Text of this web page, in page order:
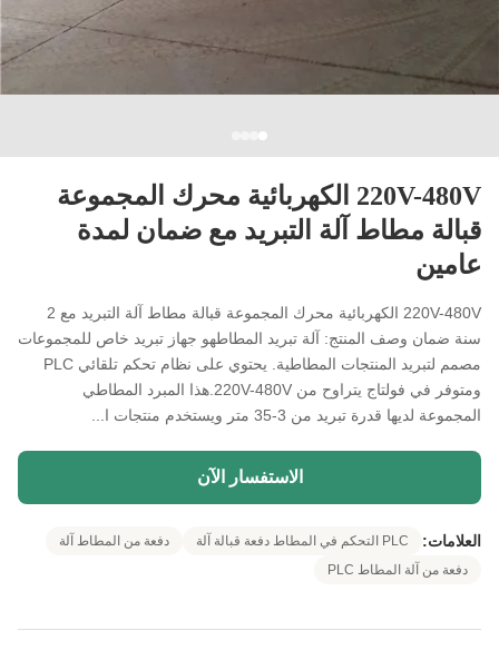
220V-480V الكهربائية محرك المجموعة
قبالة مطاط آلة التبريد مع ضمان لمدة
عامين
220V-480V الكهربائية محرك المجموعة قبالة مطاط آلة التبريد مع 2
سنة ضمان وصف المنتج: آلة تبريد المطاطهو جهاز تبريد خاص للمجموعات
مصمم لتبريد المنتجات المطاطية. يحتوي على نظام تحكم تلقائي PLC
ومتوفر في فولتاج يتراوح من 220V-480V.هذا المبرد المطاطي
المجموعة لديها قدرة تبريد من 3-35 متر ويستخدم منتجات ا...
الاستفسار الآن
العلامات: PLC التحكم في المطاط دفعة قبالة آلة
دفعة من المطاط آلة
دفعة من آلة المطاط PLC